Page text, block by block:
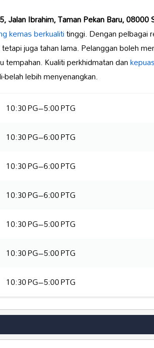
Jalan Ibrahim, Taman Pekan Baru,
kemas berkualititinggi. Dengan pelbagai
juga tahan lama. Pelanggan boleh
Kualiti perkhidmatan dan
lebih menyenangkan.
10:30 PG–5:00 PTG
10:30 PG–6:00 PTG
10:30 PG–6:00 PTG
10:30 PG–6:00 PTG
10:30 PG–5:00 PTG
10:30 PG–5:00 PTG
10:30 PG–5:00 PTG